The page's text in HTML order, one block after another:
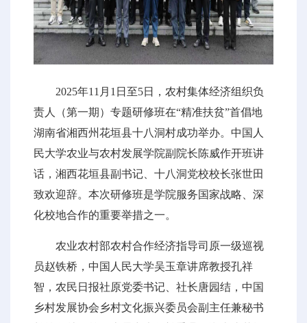
2025年11月1日至5日，农村集体经济组织负
责人（第一期）专题研修班在“精准扶贫”首倡地
湖南省湘西州花垣县十八洞村成功举办。中国人
民大学农业与农村发展学院副院长陈威作开班讲
话，湘西花垣县副书记、十八洞党校校长张世田
致欢迎辞。本次研修班是学院服务国家战略、深
化校地合作的重要举措之一。
农业农村部农村合作经济指导司原一级巡视
员赵铁桥，中国人民大学吴玉章讲席教授孔祥
智，农民日报社原党委书记、社长唐园结，中国
乡村发展协会乡村文化振兴委员会副主任兼秘书